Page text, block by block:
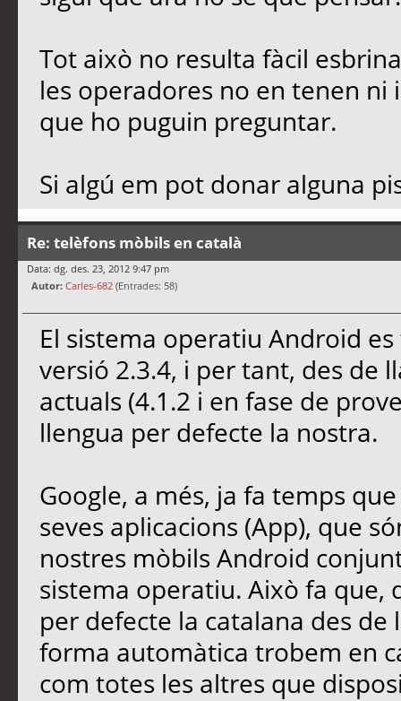
Tot això no resulta fàcil
les operadores no en tenen
que ho puguin preguntar.
Si algú em pot donar alguna
Re: telèfons mòbils en català
Data: dg. des. 23, 2012 9:47 pm
Autor: Carles-682 (Entrades: 58)
El sistema operatiu Android
versió 2.3.4, i per tant, des de
actuals (4.1.2 i en fase de
llengua per defecte la nostra.
Google, a més, ja fa temps
seves aplicacions (App), que
nostres mòbils Android
sistema operatiu. Això fa que,
per defecte la catalana des
forma automàtica trobem en
com totes les altres que